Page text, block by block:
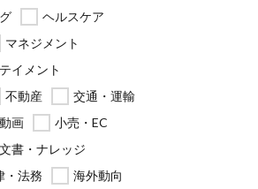
ヘルスケア
マネジメント
イメント
不動産
交通・運輸
動画
小売・EC
文書・ナレッジ
・法務
海外動向